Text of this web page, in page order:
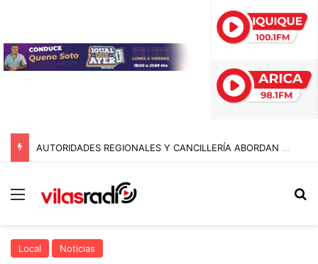
AUTORIDADES REGIONALES Y CANCILLERÍA ABORDAN SEGURIDAD TRANSNACIONAL EN EL CORREDOR BIOCEÁNICO
Menú
Local Noticias